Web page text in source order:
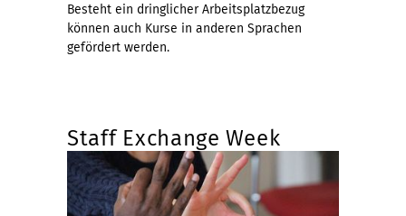
Besteht ein dringlicher Arbeitsplatzbezug
können auch Kurse in anderen Sprachen
gefördert werden.
Staff Exchange Week